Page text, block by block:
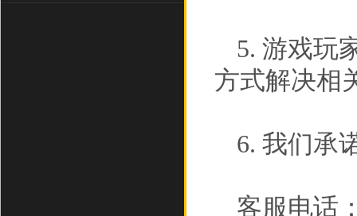
5. 游戏玩
方式解决相
6. 我们承
客服电话